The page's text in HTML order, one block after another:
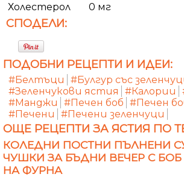
Холестерол
0 мг
СПОДЕЛИ:
ПОДОБНИ РЕЦЕПТИ И ИДЕИ:
#Белтъци
#Булгур със
#Зеленчукови ястия
#Калории
#Манджи
#Печен боб #Печен
#Печени
#Печени зеленчуци
ОЩЕ РЕЦЕПТИ ЗА ЯСТИЯ ПО
КОЛЕДНИ ПОСТНИ ПЪЛНЕНИ
ЧУШКИ ЗА БЪДНИ ВЕЧЕР С
НА ФУРНА